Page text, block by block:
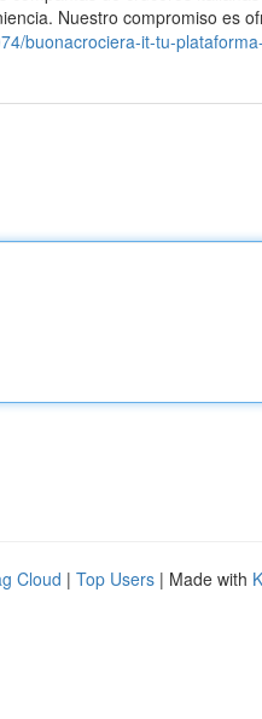
Nuestro compromiso es
buonacrociera-it-tu-
Cloud | Top Users | Made with